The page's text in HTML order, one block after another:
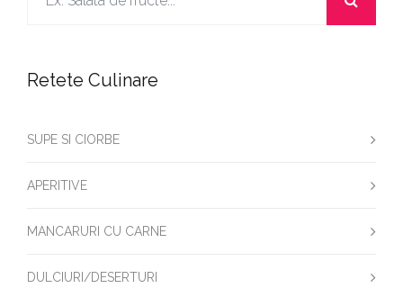
Retete Culinare
SUPE SI CIORBE
APERITIVE
MANCARURI CU CARNE
DULCIURI/DESERTURI